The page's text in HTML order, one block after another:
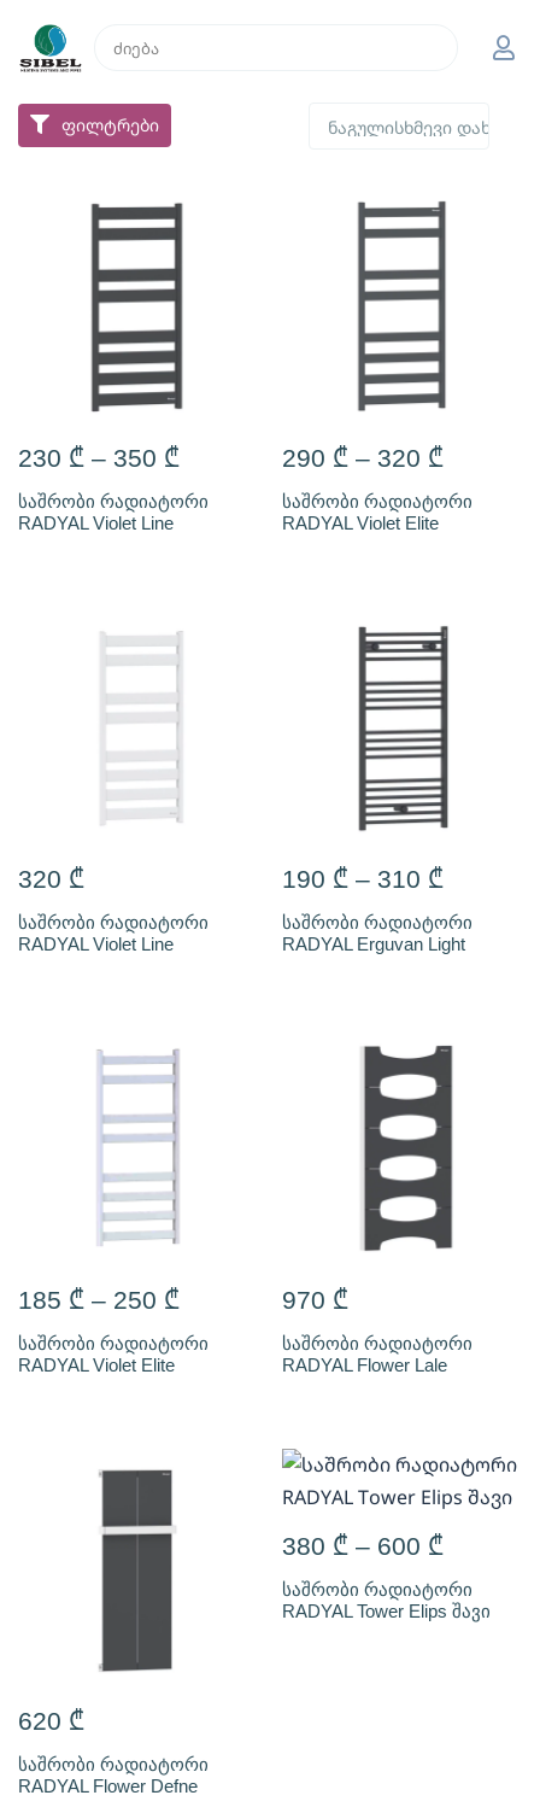
ფილტრები
230 ₾ – 350 ₾
საშრობი რადიატორი
RADYAL Violet Line
290 ₾ – 320 ₾
საშრობი რადიატორი
RADYAL Violet Elite
320 ₾
საშრობი რადიატორი
RADYAL Violet Line
190 ₾ – 310 ₾
საშრობი რადიატორი
RADYAL Erguvan Light
185 ₾ – 250 ₾
საშრობი რადიატორი
RADYAL Violet Elite
970 ₾
საშრობი რადიატორი
RADYAL Flower Lale
620 ₾
საშრობი რადიატორი
RADYAL Flower Defne
380 ₾ – 600 ₾
საშრობი რადიატორი
RADYAL Tower Elips შავი